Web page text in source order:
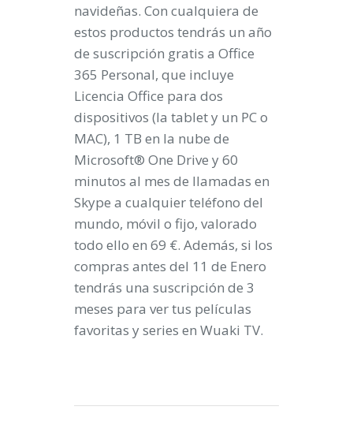
navideñas. Con cualquiera de
estos productos tendrás un año
de suscripción gratis a Office
365 Personal, que incluye
Licencia Office para dos
dispositivos (la tablet y un PC o
MAC), 1 TB en la nube de
Microsoft® One Drive y 60
minutos al mes de llamadas en
Skype a cualquier teléfono del
mundo, móvil o fijo, valorado
todo ello en 69 €. Además, si los
compras antes del 11 de Enero
tendrás una suscripción de 3
meses para ver tus películas
favoritas y series en Wuaki TV.